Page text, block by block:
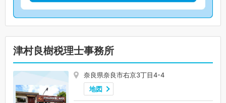
津村良樹税理士事務所
奈良県奈良市右京3丁目4-4
地図